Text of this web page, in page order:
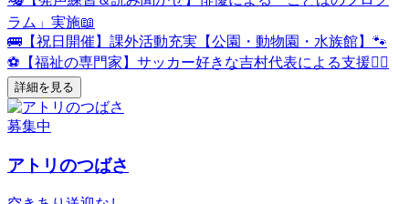
ラム」実施📖
🚌【祝日開催】課外活動充実【公園・動物園・水族館】🐾
⚽【福祉の専門家】サッカー好きな吉村代表による支援👨‍⚕️
詳細を見る
募集中
アトリのつばさ